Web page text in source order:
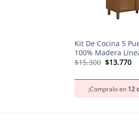
Kit De Cocina 5
100% Madera
$15.300 El
$15.300.
$13.770El
¡Compralo en 12